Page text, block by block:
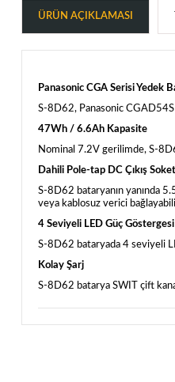
ÜRÜN AÇIKLAMASI
Panasonic CGA Serisi Yedek
S-8D62, Panasonic
47Wh / 6.6Ah Kapasite
Nominal 7.2V gerilimde, S-
Dahili Pole-tap DC Çıkış
S-8D62 bataryanın yanında
veya kablosuz verici
4 Seviyeli LED Güç Göstergesi
S-8D62 bataryada 4 seviyeli
Kolay Şarj
S-8D62 batarya SWIT çift